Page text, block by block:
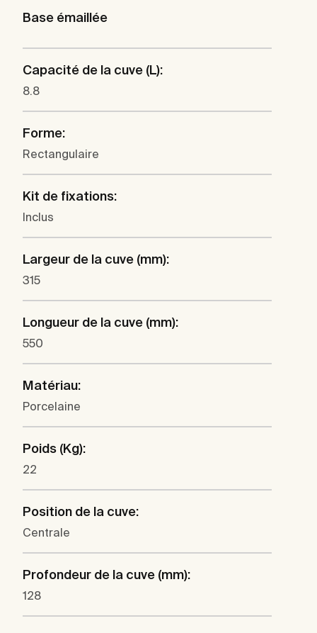
Base émaillée
Capacité de la cuve (L):
8.8
Forme:
Rectangulaire
Kit de fixations:
Inclus
Largeur de la cuve (mm):
315
Longueur de la cuve (mm):
550
Matériau:
Porcelaine
Poids (Kg):
22
Position de la cuve:
Centrale
Profondeur de la cuve (mm):
128